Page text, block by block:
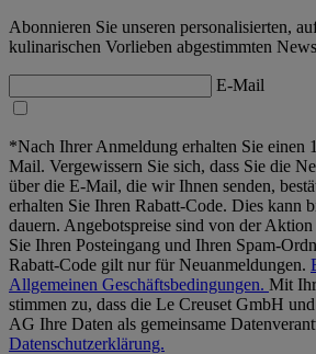
Abonnieren Sie unseren personalisierten,
kulinarischen Vorlieben abgestimmten
E-Mail
*Nach Ihrer Anmeldung erhalten Sie einen
Mail. Vergewissern Sie sich, dass Sie die
über die E-Mail, die wir Ihnen senden,
erhalten Sie Ihren Rabatt-Code. Dies kann
dauern. Angebotspreise sind von der
Sie Ihren Posteingang und Ihren Spam-
Rabatt-Code gilt nur für Neuanmeldungen.
Allgemeinen Geschäftsbedingungen. Mit
stimmen zu, dass die Le Creuset GmbH
AG Ihre Daten als gemeinsame
Datenschutzerklärung.